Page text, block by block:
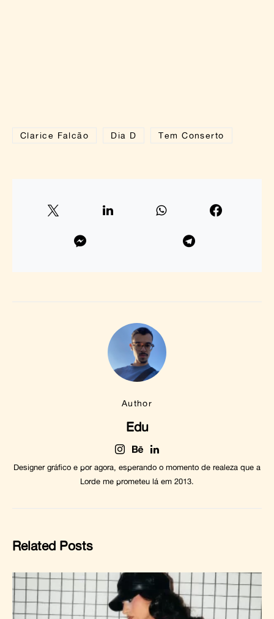
Clarice Falcão Dia D Tem Conserto
Author
Edu
Designer gráfico e por agora, esperando o momento de realeza que a
Lorde me prometeu lá em 2013.
Related Posts